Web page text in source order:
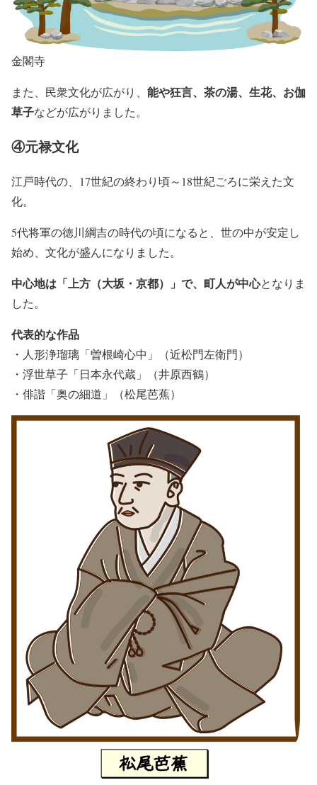
金閣寺
また、民衆文化が広がり、 能や狂言、茶の湯、生花、お伽
草子などが広がりました。
④元禄文化
江戸時代の、17世紀の終わり頃～18世紀ごろに栄えた文
化。
5代将軍の徳川綱吉の時代の頃になると、世の中が安定し
始め、文化が盛んになりました。
中心地は「上方（大坂・京都）」で、町人が中心となりま
した。
代表的な作品
・人形浄瑠璃「曽根崎心中」（近松門左衛門）
・浮世草子「日本永代蔵」（井原西鶴）
・俳諧「奥の細道」（松尾芭蕉）